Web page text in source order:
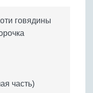
говядины
часть)